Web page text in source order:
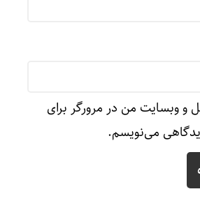
و وبسایت من در مرورگر برای
می‌نویسم.